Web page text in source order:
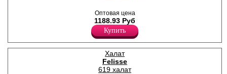
искусственного шелка, на
запах, укороченный,
однотонный, с короткими
рукавами, декорированными
элегантным кружевом и
бантиком. Модель имеет
разрезы в боковых швах.
Полиэстер 100%
Оптовая цена
1188.93 Руб
Купить
Халат
Felisse
619 халат